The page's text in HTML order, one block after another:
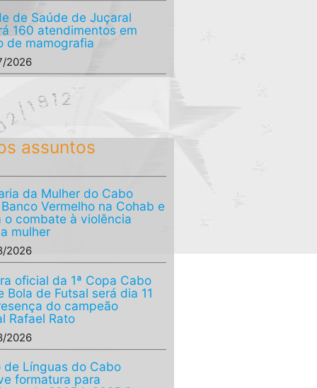
de Saúde de Juçaral
160 atendimentos em
de mamografia
2026
assuntos
da Mulher do Cabo
Vermelho na Cohab e
o combate à violência
mulher
2026
oficial da 1ª Copa Cabo
Bola de Futsal será dia 11
do campeão
Rafael Rato
2026
de Línguas do Cabo
formatura para